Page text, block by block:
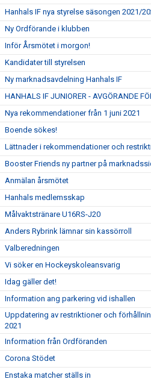
Hanhals IF nya styrelse säsongen 2021/
Ny Ordförande i klubben
Inför Årsmötet i morgon!
Kandidater till styrelsen
Ny marknadsavdelning Hanhals IF
HANHALS IF JUNIORER - AVGÖRANDE
Nya rekommendationer från 1 juni 2021
Boende sökes!
Lättnader i rekommendationer och
Booster Friends ny partner på
Anmälan årsmötet
Hanhals medlemsskap
Målvaktstränare U16RS-J20
Anders Rybrink lämnar sin kassörroll
Valberedningen
Vi söker en Hockeyskoleansvarig
Idag gäller det!
Information ang parkering vid ishallen
Uppdatering av restriktioner och
2021
Information från Ordföranden
Corona Stödet
Enstaka matcher ställs in